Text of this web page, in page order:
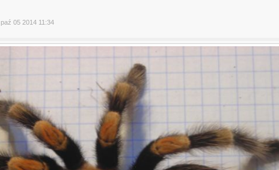
, paź 05 2014 11:34